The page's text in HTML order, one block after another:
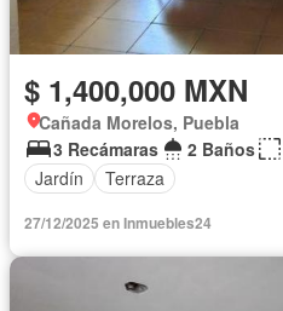
$ 1,400,000 MXN
Cañada Morelos, Puebla
3 Recámaras
2 Baños
Jardín
Terraza
27/12/2025 en Inmuebles24